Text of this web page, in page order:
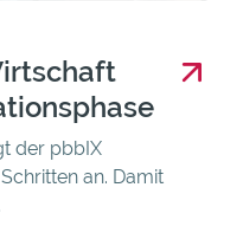
der pbbIX
an. Damit